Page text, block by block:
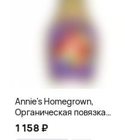
Annie's Homegrown,
Органическая повязка
«Богиня», 236 мл (8 жидк.
унц.)
1 158 ₽